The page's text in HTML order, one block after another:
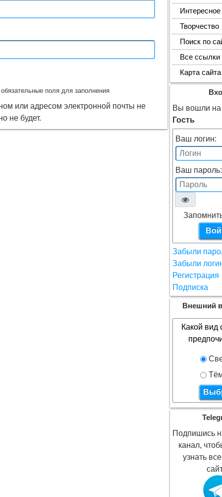
поля для заполнения
или адресом электронной почты не
не будет.
Интересное
Творчество
Поиск по
Все ссылки
Карта сайта
Вы вошли на
Гость
Ваш логин:
Ваш пароль:
Забыли
Забыли
Регистрация
Подписка
Внешний
Какой вид
Подпишись
канал,
узнать